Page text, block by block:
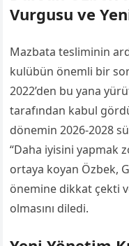
Vurgusu ve
Mazbata tesliminin
kulübün önemli bir
2022’den bu yana
tarafından kabul
dönemin 2026-2028
“Daha iyisini yapmak
ortaya koyan Özbek,
önemine dikkat çekti
olmasını diledi.